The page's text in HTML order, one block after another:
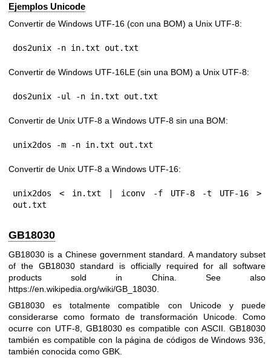
Ejemplos Unicode
Convertir de Windows UTF-16 (con una BOM) a Unix UTF-8:
dos2unix -n in.txt out.txt
Convertir de Windows UTF-16LE (sin una BOM) a Unix UTF-8:
dos2unix -ul -n in.txt out.txt
Convertir de Unix UTF-8 a Windows UTF-8 sin una BOM:
unix2dos -m -n in.txt out.txt
Convertir de Unix UTF-8 a Windows UTF-16:
unix2dos < in.txt | iconv -f UTF-8 -t UTF-16 >
out.txt
GB18030
GB18030 is a Chinese government standard. A mandatory subset
of the GB18030 standard is officially required for all software
products sold in China. See also
https://en.wikipedia.org/wiki/GB_18030
GB18030 es totalmente compatible con Unicode y puede
considerarse como formato de transformación Unicode. Como
ocurre con UTF-8, GB18030 es compatible con ASCII. GB18030
también es compatible con la página de códigos de Windows 936,
también conocida como GBK.